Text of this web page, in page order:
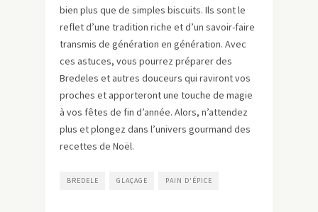
bien plus que de simples biscuits. Ils sont le
reflet d’une tradition riche et d’un savoir-faire
transmis de génération en génération. Avec
ces astuces, vous pourrez préparer des
Bredeles et autres douceurs qui raviront vos
proches et apporteront une touche de magie
à vos fêtes de fin d’année. Alors, n’attendez
plus et plongez dans l’univers gourmand des
recettes de Noël.
BREDELE GLAÇAGE PAIN D'ÉPICE